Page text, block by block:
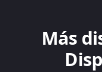
Más